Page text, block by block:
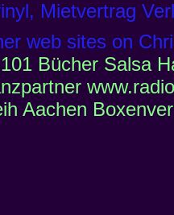
Mietvertrag
web sites on
Bücher Salsa
Aachen